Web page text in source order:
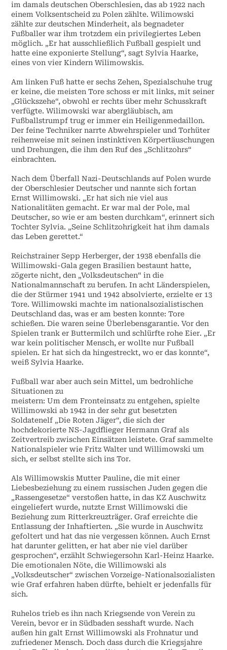
im damals deutschen Oberschlesien, das ab 1922 nach
einem Volksentscheid zu Polen zählte. Wilimowski
zählte zur deutschen Minderheit, als begnadeter
Fußballer war ihm trotzdem ein privilegiertes Leben
möglich. „Er hat ausschließlich Fußball gespielt und
hatte eine exponierte Stellung“, sagt Sylvia Haarke,
eines von vier Kindern Wilimowskis.
Am linken Fuß hatte er sechs Zehen, Spezialschuhe trug
er keine, die meisten Tore schoss er mit links, mit seiner
„Glückszehe“, obwohl er rechts über mehr Schusskraft
verfügte. Wilimowski war abergläubisch, am
Fußballstrumpf trug er immer ein Heiligenmedaillon.
Der feine Techniker narrte Abwehrspieler und Torhüter
reihenweise mit seinen instinktiven Körpertäuschungen
und Drehungen, die ihm den Ruf des „Schlitzohrs“
einbrachten.
Nach dem Überfall Nazi-Deutschlands auf Polen wurde
der Oberschlesier Deutscher und nannte sich fortan
Ernst Willimowski. „Er hat sich nie viel aus
Nationalitäten gemacht. Er war mal der Pole, mal
Deutscher, so wie er am besten durchkam“, erinnert sich
Tochter Sylvia. „Seine Schlitzohrigkeit hat ihm damals
das Leben gerettet.“
Reichstrainer Sepp Herberger, der 1938 ebenfalls die
Willimowski-Gala gegen Brasilien bestaunt hatte,
zögerte nicht, den „Volksdeutschen“ in die
Nationalmannschaft zu berufen. In acht Länderspielen,
die der Stürmer 1941 und 1942 absolvierte, erzielte er 13
Tore. Willimowski machte im nationalsozialistischen
Deutschland das, was er am besten konnte: Tore
schießen. Die waren seine Überlebensgarantie. Vor den
Spielen trank er Buttermilch und schlürfte rohe Eier. „Er
war kein politischer Mensch, er wollte nur Fußball
spielen. Er hat sich da hingestreckt, wo er das konnte“,
weiß Sylvia Haarke.
Fußball war aber auch sein Mittel, um bedrohliche
Situationen zu
meistern: Um dem Fronteinsatz zu entgehen, spielte
Willimowski ab 1942 in der sehr gut besetzten
Soldatenelf „Die Roten Jäger“, die sich der
hochdekorierte NS-Jagdflieger Hermann Graf als
Zeitvertreib zwischen Einsätzen leistete. Graf sammelte
Nationalspieler wie Fritz Walter und Willimowski um
sich, er selbst stellte sich ins Tor.
Als Willimowskis Mutter Pauline, die mit einer
Liebesbeziehung zu einem russischen Juden gegen die
„Rassengesetze“ verstoßen hatte, in das KZ Auschwitz
eingeliefert wurde, nutzte Ernst Willimowski die
Beziehung zum Ritterkreuzträger. Graf erreichte die
Entlassung der Inhaftierten. „Sie wurde in Auschwitz
gefoltert und hat das nie vergessen können. Auch Ernst
hat darunter gelitten, er hat aber nie viel darüber
gesprochen“, erzählt Schwiegersohn Karl-Heinz Haarke.
Die emotionalen Nöte, die Willimowski als
„Volksdeutscher“ zwischen Vorzeige-Nationalsozialisten
wie Graf erfahren haben dürfte, behielt er jedenfalls für
sich.
Ruhelos trieb es ihn nach Kriegsende von Verein zu
Verein, bevor er in Südbaden sesshaft wurde. Nach
außen hin galt Ernst Willimowski als Frohnatur und
zufriedener Mensch. Doch dass durch die Kriegsjahre